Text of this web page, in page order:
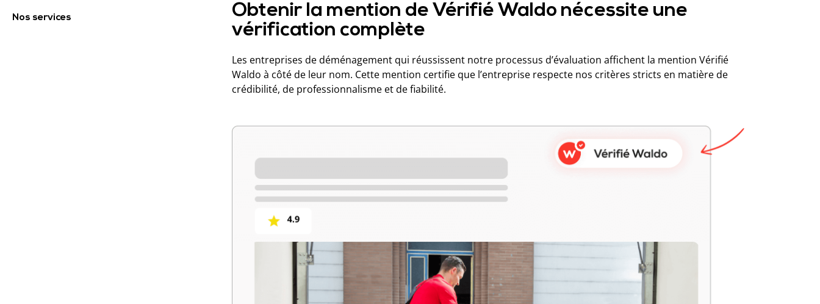
Nos services
Obtenir la mention de Vérifié Waldo nécessite une
vérification complète
Les entreprises de déménagement qui réussissent notre processus d’évaluation affichent la mention Vérifié
Waldo à côté de leur nom. Cette mention certifie que l’entreprise respecte nos critères stricts en matière de
crédibilité, de professionnalisme et de fiabilité.